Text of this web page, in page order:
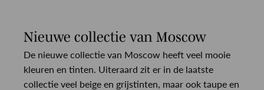
Nieuwe collectie van Moscow
De nieuwe collectie van Moscow heeft veel mooie
kleuren en tinten. Uiteraard zit er in de laatste
collectie veel beige en grijstinten, maar ook taupe en